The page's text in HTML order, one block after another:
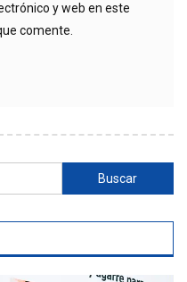
y web en este
comente.
Buscar: